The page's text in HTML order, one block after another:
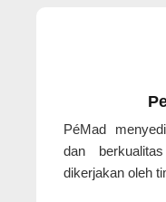
PéMad
dan
dikerjakan oleh